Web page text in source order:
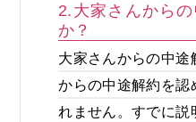
2.大家さんから
か？
大家さんからの中途
からの中途解約を認
れません。すでに説